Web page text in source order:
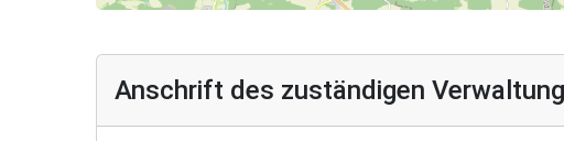
Anschrift des zuständigen